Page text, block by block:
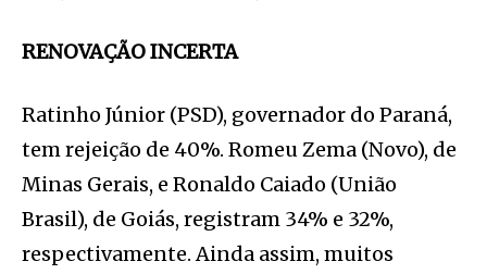
RENOVAÇÃO INCERTA
Ratinho Júnior (PSD), governador do Paraná,
tem rejeição de 40%. Romeu Zema (Novo), de
Minas Gerais, e Ronaldo Caiado (União
Brasil), de Goiás, registram 34% e 32%,
respectivamente. Ainda assim, muitos